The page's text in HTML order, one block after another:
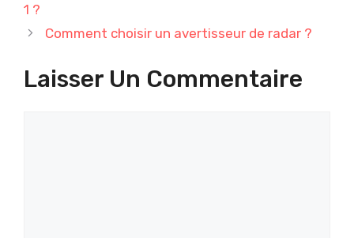
1 ?
Comment choisir un avertisseur de radar ?
Laisser Un Commentaire